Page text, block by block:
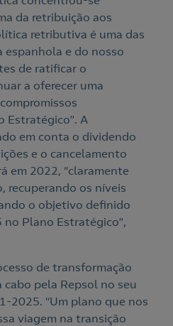
contratações
o
protección de datos.
da retribuição aos
retributiva é uma das
espanhola e do nosso
de ratificar o
a oferecer uma
Estratégico”. A
em conta o dividendo
e o cancelamento
em 2022, “claramente
recuperando os níveis
o objetivo definido
Plano Estratégico”,
de transformação
cabo pela Repsol no seu
2025. “Um plano que nos
viagem na transição